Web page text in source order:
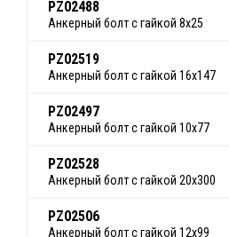
PZ02488
Анкерный болт с гайкой 8х25
PZ02519
Анкерный болт с гайкой 16х147
PZ02497
Анкерный болт с гайкой 10х77
PZ02528
Анкерный болт с гайкой 20х300
PZ02506
Анкерный болт с гайкой 12х99